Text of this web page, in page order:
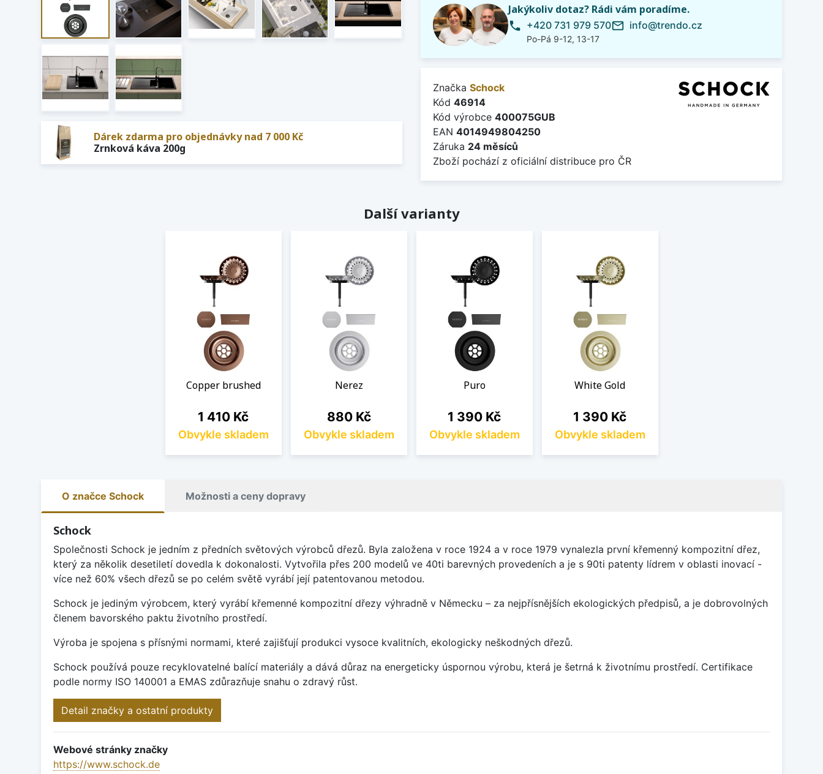
Dárek zdarma pro objednávky nad 7 000 Kč
Zrnková káva 200g
Jakýkoliv dotaz? Rádi vám poradíme.
phone +420 731 979 570
Po-Pá 9-12, 13-17
mail_outline info@trendo.cz
Značka Schock
Kód 46914
Kód výrobce 400075GUB
EAN 4014949804250
Záruka 24 měsíců
Zboží pochází z oficiální distribuce pro ČR
Další varianty
Copper brushed
Cena
1 410 Kč
Obvykle skladem
Nerez
Cena
880 Kč
Obvykle skladem
Puro
Cena
1 390 Kč
Obvykle skladem
White Gold
Cena
1 390 Kč
Obvykle skladem
O značce Schock Možnosti a ceny dopravy
Schock
Společnosti Schock je jedním z předních světových výrobců dřezů. Byla založena v roce 1924 a v roce 1979 vynalezla první křemenný kompozitní dřez,
který za několik desetiletí dovedla k dokonalosti. Vytvořila přes 200 modelů ve 40ti barevných provedeních a je s 90ti patenty lídrem v oblasti inovací -
více než 60% všech dřezů se po celém světě vyrábí její patentovanou metodou.
Schock je jediným výrobcem, který vyrábí křemenné kompozitní dřezy výhradně v Německu – za nejpřísnějších ekologických předpisů, a je dobrovolných
členem bavorského paktu životního prostředí.
Výroba je spojena s přísnými normami, které zajišťují produkci vysoce kvalitních, ekologicky neškodných dřezů.
Schock používá pouze recyklovatelné balící materiály a dává důraz na energeticky úspornou výrobu, která je šetrná k životnímu prostředí. Certifikace
podle normy ISO 140001 a EMAS zdůrazňuje snahu o zdravý růst.
Detail značky a ostatní produkty
Webové stránky značky
https://www.schock.de